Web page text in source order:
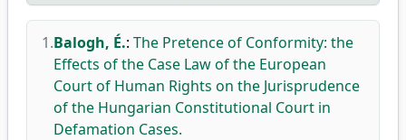
1.Balogh, É.: The Pretence of Conformity: the
Effects of the Case Law of the European
Court of Human Rights on the Jurisprudence
of the Hungarian Constitutional Court in
Defamation Cases.